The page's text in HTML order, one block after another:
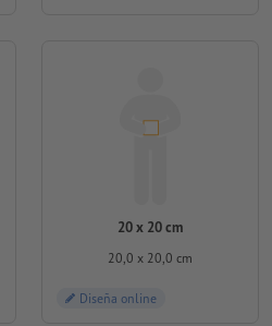
20 x 20 cm
20,0 x 20,0 cm
Diseña online